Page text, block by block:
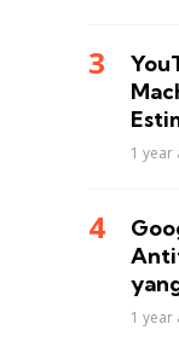
1 year
1 year